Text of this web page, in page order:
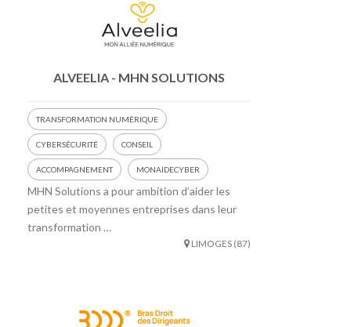
ALVEELIA - MHN SOLUTIONS
TRANSFORMATION NUMÉRIQUE
CYBERSÉCURITÉ CONSEIL
ACCOMPAGNEMENT MONAIDECYBER
MHN Solutions a pour ambition d’aider les
petites et moyennes entreprises dans leur
transformation …
LIMOGES (87)